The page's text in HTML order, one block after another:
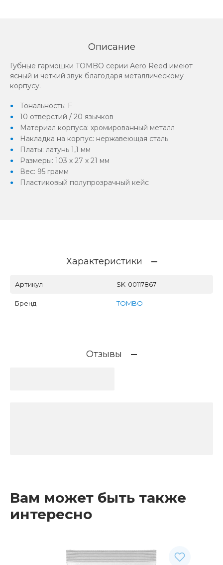
Описание
Губные гармошки TOMBO серии Aero Reed имеют
ясный и четкий звук благодаря металлическому
корпусу.
Тональность: F
10 отверстий / 20 язычков
Материал корпуса: хромированный металл
Накладка на корпус: нержавеющая сталь
Платы: латунь 1,1 мм
Размеры: 103 х 27 х 21 мм
Вес: 95 грамм
Пластиковый полупрозрачный кейс
Характеристики
Артикул SK-00117867
Бренд TOMBO
Отзывы
Вам может быть также
интересно